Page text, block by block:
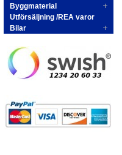
Byggmaterial
Utförsäljning /REA varor
Bilar